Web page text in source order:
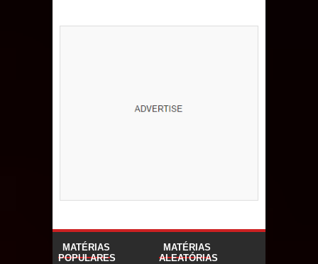
MATÉRIAS
POPULARES
MATÉRIAS
ALEATÓRIAS